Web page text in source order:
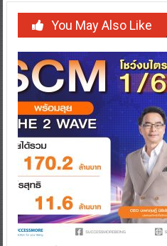
You May Also Like